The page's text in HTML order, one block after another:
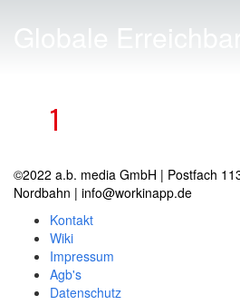
Globale
1
©2022 a.b. media GmbH | Postfach
Nordbahn | info@workinapp.de
Kontakt
Wiki
Impressum
Agb's
Datenschutz